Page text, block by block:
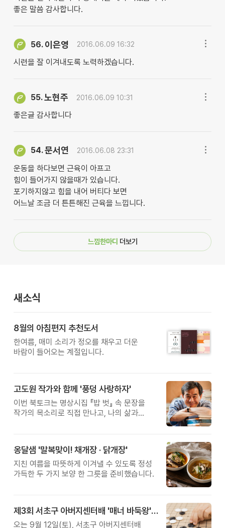
좋은 말씀 감사합니다.
56. 이은영 2016.06.09 16:32
시련을 잘 이겨내도록 노력하겠습니다.
55.노현주 2016.06.09 10:31
좋은글 감사합니다
54.문서연 2016.06.08 23:31
운동을 하다보면 근육이 아프고
힘이 들어가지 않을때가 있습니다.
포기하지않고 힘을 내어 버티다 보면
어느날 조금 더 튼튼해진 근육을 느낍니다.
느낌한마디 더보기
새소식
8월의 아침편지 추천도서
한여름, 매미 소리가 정오를 채우고 더운
바람이 들어오는 계절입니다.
고도원 작가와 함께 '풍덩 사랑하자'
이번 북토크는 명상시집 『밥 벗』 속 문장을
작가의 목소리로 직접 만나고, 나의 삶과
옹달샘 '말복맞이! 채개장 · 닭개장'
지친 여름을 따뜻하게 이겨낼 수 있도록 정성
가득한 두 가지 보양 한 그릇을 준비했습니다.
제3회 서초구 아버지센터배 '매너 바둑왕' 대회
오는 9월 12일(토), 서초구 아버지센터배